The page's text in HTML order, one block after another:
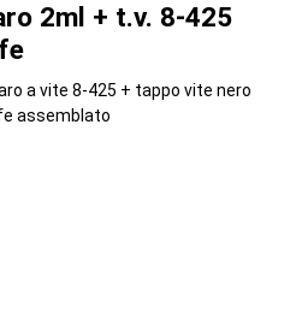
2ml + t.v. 8-425
a vite 8-425 + tappo vite nero
assemblato